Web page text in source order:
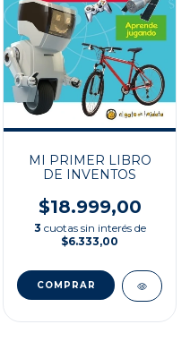
MI PRIMER LIBRO
DE INVENTOS
$18.999,00
3 cuotas sin interés de
$6.333,00